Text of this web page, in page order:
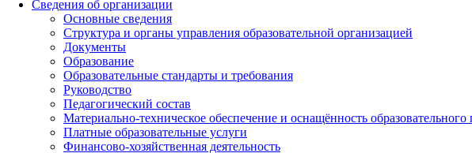
Сведения об организации
Основные сведения
Структура и органы управления образовательной организацией
Документы
Образование
Образовательные стандарты и требования
Руководство
Педагогический состав
Материально-техническое обеспечение и оснащённость образовательного
Платные образовательные услуги
Финансово-хозяйственная деятельность